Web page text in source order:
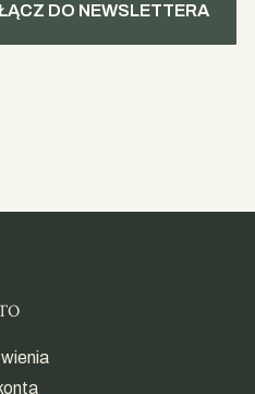
DO NEWSLETTERA